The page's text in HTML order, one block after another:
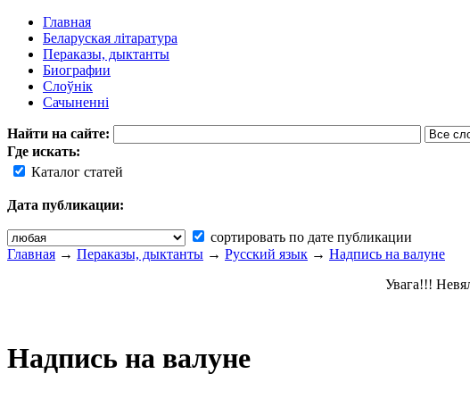
Главная
Беларуская літаратура
Пераказы, дыктанты
Биографии
Слоўнік
Сачыненні
Найти на сайте:
Где искать:
Каталог статей
Дата публикации:
сортировать по дате публикации
Главная → Пераказы, дыктанты → Русский язык → Надпись на валуне
Увага!!!
Надпись на валуне